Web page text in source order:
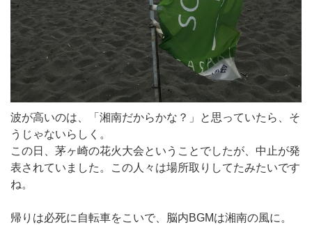
波が高いのは、「湘南だからかな？」と思っていたら、そ
うじゃないらしく。
この日、茅ヶ崎の花火大会ということでしたが、中止が発
表されていました。この人々は場所取りしてたみたいです
ね。
帰りは必死に自転車をこいで、脳内BGMは湘南の風に。